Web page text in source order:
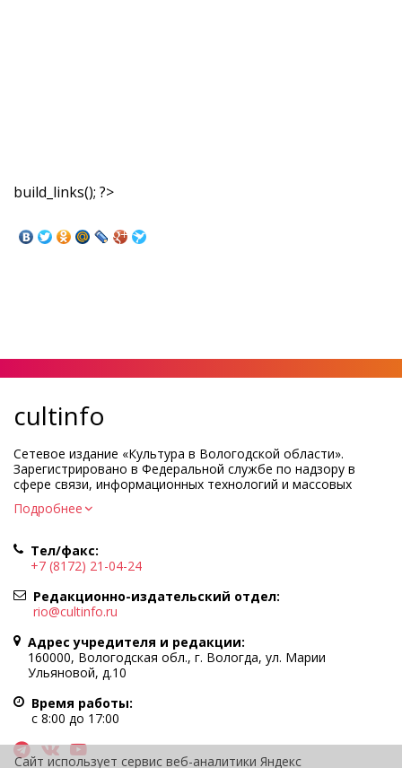
build_links(); ?>
cultinfo
Сетевое издание «Культура в Вологодской области».
Зарегистрировано в Федеральной службе по надзору в
сфере связи, информационных технологий и массовых
коммуникаций.
Регистрационный номер и дата принятия решения о
Учредитель КУ ВО «Информационно-аналитический центр
культуры»
Адрес учредителя и редакции: 160000, Вологодская обл., г.
Вологда, ул. Марии Ульяновой, д.10
Главный редактор — Легчанова Елена Григорьевна
Политика в отношении обработки персональных данных
При полном или частичном использовании информации
портала гиперссылка на cultinfo.ru обязательна.
Редакция не несет ответственности за достоверность
информации, содержащейся в рекламных объявлениях.
12+
Подробнее
Тел/факс:
+7 (8172) 21-04-24
Редакционно-издательский отдел:
rio@cultinfo.ru
Адрес учредителя и редакции:
160000, Вологодская обл., г. Вологда, ул. Марии
Ульяновой, д.10
Время работы:
с 8:00 до 17:00
Сайт использует сервис веб-аналитики Яндекс